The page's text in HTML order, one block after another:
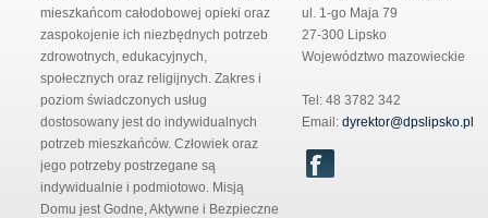
mieszkańcom całodobowej opieki oraz
zaspokojenie ich niezbędnych potrzeb
zdrowotnych, edukacyjnych,
społecznych oraz religijnych. Zakres i
poziom świadczonych usług
dostosowany jest do indywidualnych
potrzeb mieszkańców. Człowiek oraz
jego potrzeby postrzegane są
indywidualnie i podmiotowo. Misją
Domu jest Godne, Aktywne i Bezpieczne
ul. 1-go Maja 79
27-300 Lipsko
Województwo mazowieckie
Tel: 48 3782 342
Email: dyrektor@dpslipsko.pl